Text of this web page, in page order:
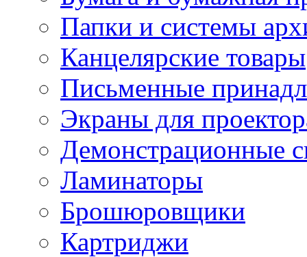
Папки и системы
Канцелярские товары
Письменные
Экраны для
Демонстрационные
Ламинаторы
Брошюровщики
Картриджи